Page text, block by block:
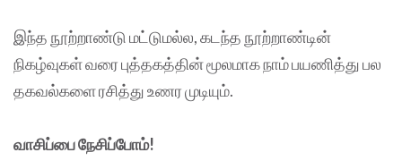
இந்த நூற்றாண்டு மட்டுமல்ல, கடந்த நூற்றாண்டின்
நிகழ்வுகள் வரை புத்தகத்தின் மூலமாக நாம் பயணித்து பல
தகவல்களை ரசித்து உணர முடியும்.
வாசிப்பை நேசிப்போம்!